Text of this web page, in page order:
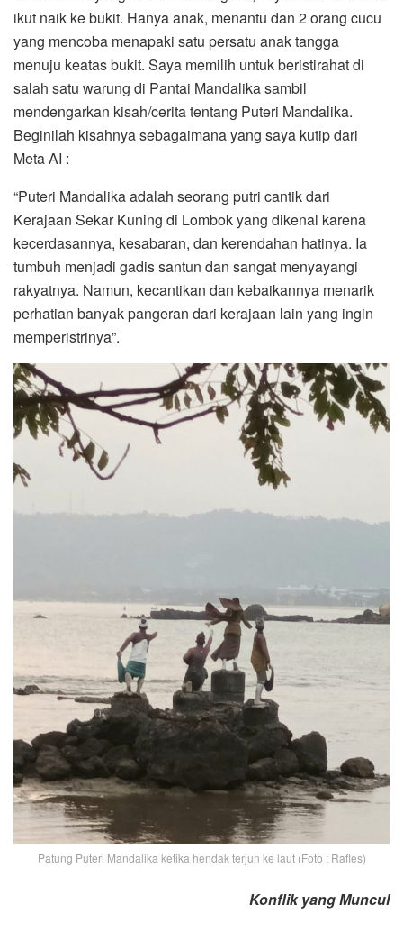
ikut naik ke bukit. Hanya anak, menantu dan 2 orang cucu
yang mencoba menapaki satu persatu anak tangga
menuju keatas bukit. Saya memilih untuk beristirahat di
salah satu warung di Pantai Mandalika sambil
mendengarkan kisah/cerita tentang Puteri Mandalika.
Beginilah kisahnya sebagaimana yang saya kutip dari
Meta AI :
“Puteri Mandalika adalah seorang putri cantik dari
Kerajaan Sekar Kuning di Lombok yang dikenal karena
kecerdasannya, kesabaran, dan kerendahan hatinya. Ia
tumbuh menjadi gadis santun dan sangat menyayangi
rakyatnya. Namun, kecantikan dan kebaikannya menarik
perhatian banyak pangeran dari kerajaan lain yang ingin
memperistrinya”.
Patung Puteri Mandalika ketika hendak terjun ke laut (Foto : Rafles)
Konflik yang Muncul